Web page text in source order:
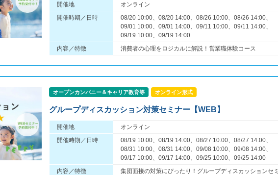
開催地
オンライン
開催時期／日時
08/20 10:00、08/20 14:00、08/26 10:00、08/26 14:00、
09/01 10:00、09/01 14:00、09/11 10:00、09/11 14:00、
09/19 10:00、09/19 14:00
内容／特徴
消費者の心理をロジカルに解説！営業職体験コース
オープンカンパニー＆キャリア教育等 オンライン形式
グループディスカッション対策セミナー【WEB】
開催地
オンライン
開催時期／日時
08/19 10:00、08/19 14:00、08/27 10:00、08/27 14:00、
08/31 10:00、08/31 14:00、09/08 10:00、09/08 14:00、
09/17 10:00、09/17 14:00、09/25 10:00、09/25 14:00
内容／特徴
集団面接の対策にぴったり！グループディスカッションセミ